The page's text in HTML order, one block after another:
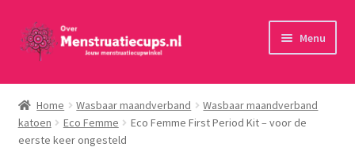
Ga
door
navigatie
Ga
naar
inhoud
Menu
Home
30 minuten persoonlijk advies
Home Wasbaar maandverband
Wasbaar maandverband
katoen
Eco Femme
Eco Femme First Period Kit – voor de
eerste keer ongesteld